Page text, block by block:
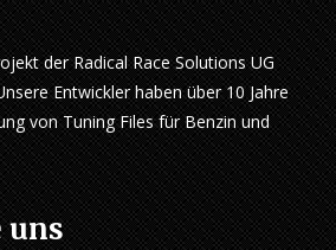
der Radical Race Solutions UG
Entwickler haben über 10 Jahre
von Tuning Files für Benzin und
uns